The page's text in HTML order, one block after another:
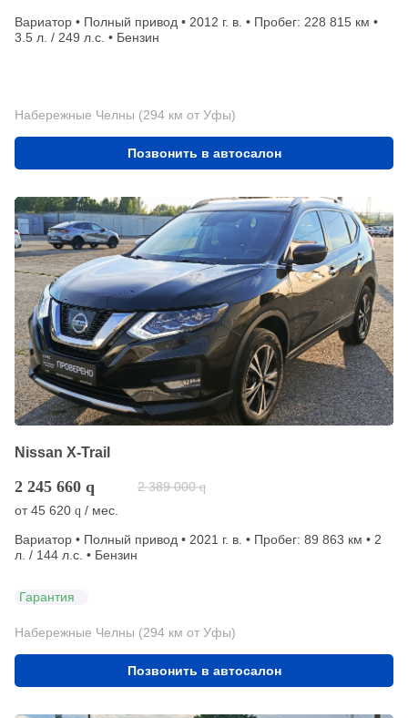
Вариатор • Полный привод • 2012 г. в. • Пробег: 228 815 км •
3.5 л. / 249 л.с. • Бензин
Набережные Челны (294 км от Уфы)
Позвонить в автосалон
Nissan X-Trail
2 245 660 q 2 389 000 q
от45 620 q / мес.
Вариатор • Полный привод • 2021 г. в. • Пробег: 89 863 км • 2
л. / 144 л.с. • Бензин
Гарантия
Набережные Челны (294 км от Уфы)
Позвонить в автосалон